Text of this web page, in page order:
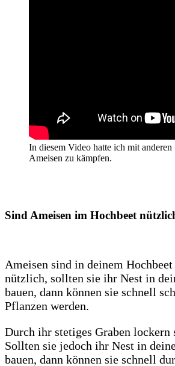
In diesem Video hatte ich mit anderen
Ameisen zu kämpfen.
Sind Ameisen im Hochbeet
Ameisen sind in deinem
nützlich, sollten sie ihr Nest in
bauen, dann können sie schnell
Pflanzen werden.
Durch ihr stetiges Graben lockern
Sollten sie jedoch ihr Nest in
bauen, dann können sie schnell